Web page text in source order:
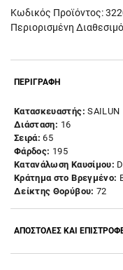
Κωδικός Προϊόντος:
Περιορισμένη
ΠΕΡΙΓΡΑΦΗ
Κατασκευαστής: SAILUN
Διάσταση: 16
Σειρά: 65
Φάρδος: 195
Κατανάλωση Καυσίμου: D
Κράτημα στο Βρεγμένο:
Δείκτης Θορύβου: 72
ΑΠΟΣΤΟΛΕΣ ΚΑΙ